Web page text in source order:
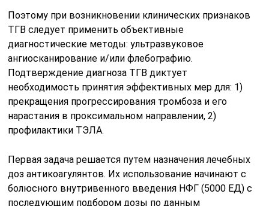
Поэтому при возникновении клинических признаков
ТГВ следует применить объективные
диагностические методы: ультразвуковое
ангиосканирование и/или флебографию.
Подтверждение диагноза ТГВ диктует
необходимость принятия эффективных мер для: 1)
прекращения прогрессирования тромбоза и его
нарастания в проксимальном направлении, 2)
профилактики ТЭЛА.
Первая задача решается путем назначения лечебных
доз антикоагулянтов. Их использование начинают с
болюсного внутривенного введения НФГ (5000 ЕД) с
последующим подбором дозы по данным